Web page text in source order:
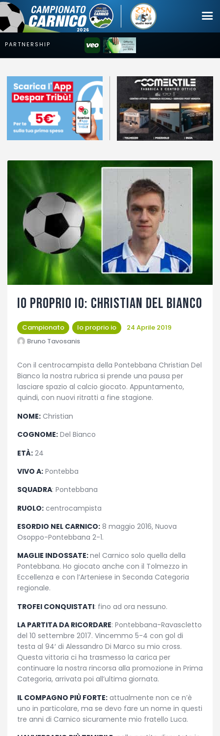
Coppa
Squadre
Calendari
News
Mercato
Erreà Cup
Giovanile
Video
Fotogallery
IO PROPRIO IO: CHRISTIAN DEL BIANCO
Campionato Io proprio io
24 Aprile 2019
Bruno Tavosanis
Con il centrocampista della Pontebbana Christian Del
Bianco la nostra rubrica si prende una pausa per
lasciare spazio al calcio giocato. Appuntamento,
quindi, con nuovi ritratti a fine stagione.
NOME: Christian
COGNOME: Del Bianco
ETÀ: 24
VIVO A: Pontebba
SQUADRA: Pontebbana
RUOLO: centrocampista
ESORDIO NEL CARNICO: 8 maggio 2016, Nuova
Osoppo-Pontebbana 2-1.
MAGLIE INDOSSATE:nel Carnico solo quella della
Pontebbana. Ho giocato anche con il Tolmezzo in
Eccellenza e con l’Arteniese in Seconda Categoria
regionale.
TROFEI CONQUISTATI: fino ad ora nessuno.
LA PARTITA DA RICORDARE: Pontebbana-Ravascletto
del 10 settembre 2017. Vincemmo 5-4 con gol di
testa al 94′ di Alessandro Di Marco su mio cross.
Questa vittoria ci ha trasmesso la carica per
continuare la nostra rincorsa alla promozione in Prima
Categoria, arrivata poi all’ultima giornata.
IL COMPAGNO PIÙ FORTE: attualmente non ce n’è
uno in particolare, ma se devo fare un nome in questi
tre anni di Carnico sicuramente mio fratello Luca.